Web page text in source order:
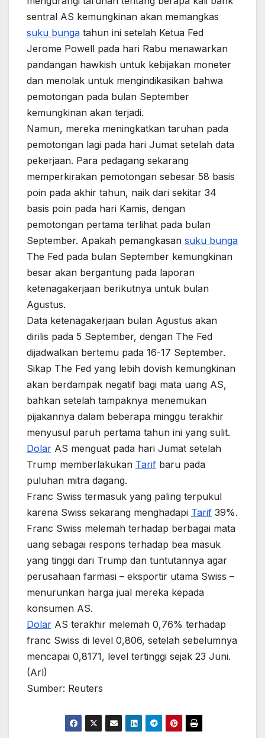
sentral AS kemungkinan akan memangkas
suku bunga tahun ini setelah Ketua Fed
Jerome Powell pada hari Rabu menawarkan
pandangan hawkish untuk kebijakan moneter
dan menolak untuk mengindikasikan bahwa
pemotongan pada bulan September
kemungkinan akan terjadi.
Namun, mereka meningkatkan taruhan pada
pemotongan lagi pada hari Jumat setelah data
pekerjaan. Para pedagang sekarang
memperkirakan pemotongan sebesar 58 basis
poin pada akhir tahun, naik dari sekitar 34
basis poin pada hari Kamis, dengan
pemotongan pertama terlihat pada bulan
September. Apakah pemangkasan suku bunga
The Fed pada bulan September kemungkinan
besar akan bergantung pada laporan
ketenagakerjaan berikutnya untuk bulan
Agustus.
Data ketenagakerjaan bulan Agustus akan
dirilis pada 5 September, dengan The Fed
dijadwalkan bertemu pada 16-17 September.
Sikap The Fed yang lebih dovish kemungkinan
akan berdampak negatif bagi mata uang AS,
bahkan setelah tampaknya menemukan
pijakannya dalam beberapa minggu terakhir
menyusul paruh pertama tahun ini yang sulit.
Dolar AS menguat pada hari Jumat setelah
Trump memberlakukan Tarif baru pada
puluhan mitra dagang.
Franc Swiss termasuk yang paling terpukul
karena Swiss sekarang menghadapi Tarif 39%.
Franc Swiss melemah terhadap berbagai mata
uang sebagai respons terhadap bea masuk
yang tinggi dari Trump dan tuntutannya agar
perusahaan farmasi – eksportir utama Swiss –
menurunkan harga jual mereka kepada
konsumen AS.
Dolar AS terakhir melemah 0,76% terhadap
franc Swiss di level 0,806, setelah sebelumnya
mencapai 0,8171, level tertinggi sejak 23 Juni.
(Arl)
Sumber: Reuters